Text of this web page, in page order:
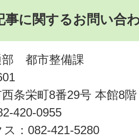
事に関するお問い合
部 都市整備課
条栄町8番29号 本館8階
420-0955
：082-421-5280